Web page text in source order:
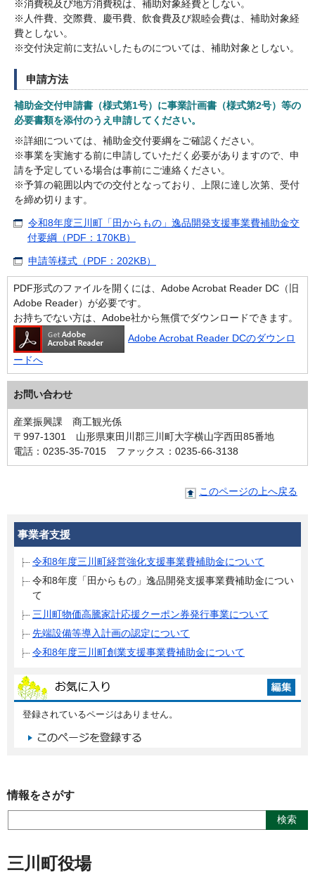
※消費税及び地方消費税は、補助対象経費としない。
※人件費、交際費、慶弔費、飲食費及び親睦会費は、補助対象経
費としない。
※交付決定前に支払いしたものについては、補助対象としない。
申請方法
補助金交付申請書（様式第1号）に事業計画書（様式第2号）等の
必要書類を添付のうえ申請してください。
※詳細については、補助金交付要綱をご確認ください。
※事業を実施する前に申請していただく必要がありますので、申
請を予定している場合は事前にご連絡ください。
※予算の範囲以内での交付となっており、上限に達し次第、受付
を締め切ります。
令和8年度三川町「田からもの」逸品開発支援事業費補助金交
付要綱（PDF：170KB）
申請等様式（PDF：202KB）
PDF形式のファイルを開くには、Adobe Acrobat Reader DC（旧
Adobe Reader）が必要です。
お持ちでない方は、Adobe社から無償でダウンロードできます。
Adobe Acrobat Reader DCのダウンロ
ードへ
お問い合わせ
産業振興課 商工観光係
〒997-1301 山形県東田川郡三川町大字横山字西田85番地
電話：0235-35-7015 ファックス：0235-66-3138
このページの上へ戻る
事業者支援
令和8年度三川町経営強化支援事業費補助金について
令和8年度「田からもの」逸品開発支援事業費補助金につい
て
三川町物価高騰家計応援クーポン券発行事業について
先端設備等導入計画の認定について
令和8年度三川町創業支援事業費補助金について
登録されているページはありません。
情報をさがす
三川町役場